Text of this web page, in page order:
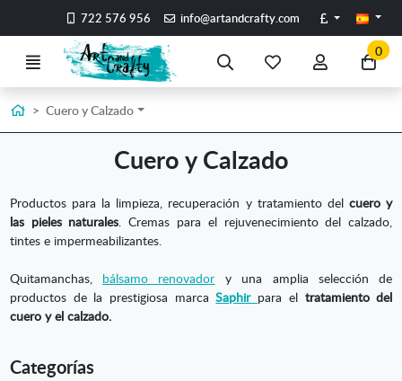
Ir al contenido principal de la página
722 576 956 info@artandcrafty.com Libras
Menú Búsqueda
artículoscuenta
Ir
a
0
InicioCuero y Calzado
Cuero y Calzado
Productos para la limpieza, recuperación y tratamiento delcuero y
las pieles naturales. Cremas para el rejuvenecimiento del calzado,
tintes e impermeabilizantes.
Quitamanchas, bálsamo renovador y una amplia selección de
productos de la prestigiosa marcaSaphir para el tratamiento del
cuero y el calzado.
Categorías